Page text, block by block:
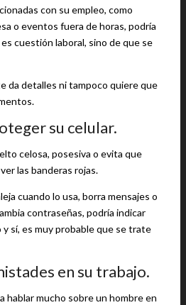
con su empleo, como
o eventos fuera de horas, podría
cuestión laboral, sino de que se
da detalles ni tampoco quiere que
su celular.
celosa, posesiva o evita que
las banderas rojas.
cuando lo usa, borra mensajes o
contraseñas, podría indicar
sí, es muy probable que se trate
en su trabajo.
hablar mucho sobre un hombre en